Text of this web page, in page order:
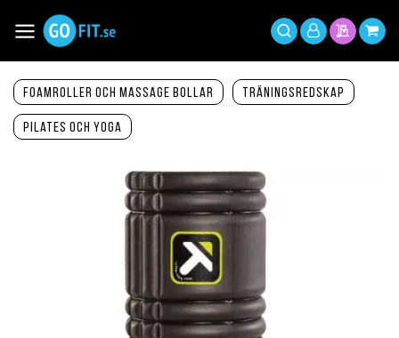
innehållet
Växla
Nav
Sök
Mitt
Min Min
Foamroller och massage bollar Träningsredskap
Pilates och yoga